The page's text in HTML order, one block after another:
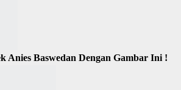
Anies Baswedan Dengan Gambar Ini !